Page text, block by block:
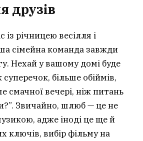
друзів
із річницею весілля і
сімейна команда завжди
Нехай у вашому домі буде
суперечок, більше обіймів,
смачної вечері, ніж питань
Звичайно, шлюб — це не
адже іноді це ще й
ключів, вибір фільму на